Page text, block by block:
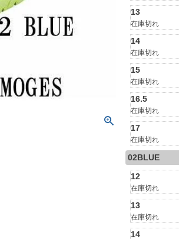
13
在庫切れ
14
在庫切れ
15
在庫切れ
16.5
在庫切れ
17
在庫切れ
02BLUE
12
在庫切れ
13
在庫切れ
14